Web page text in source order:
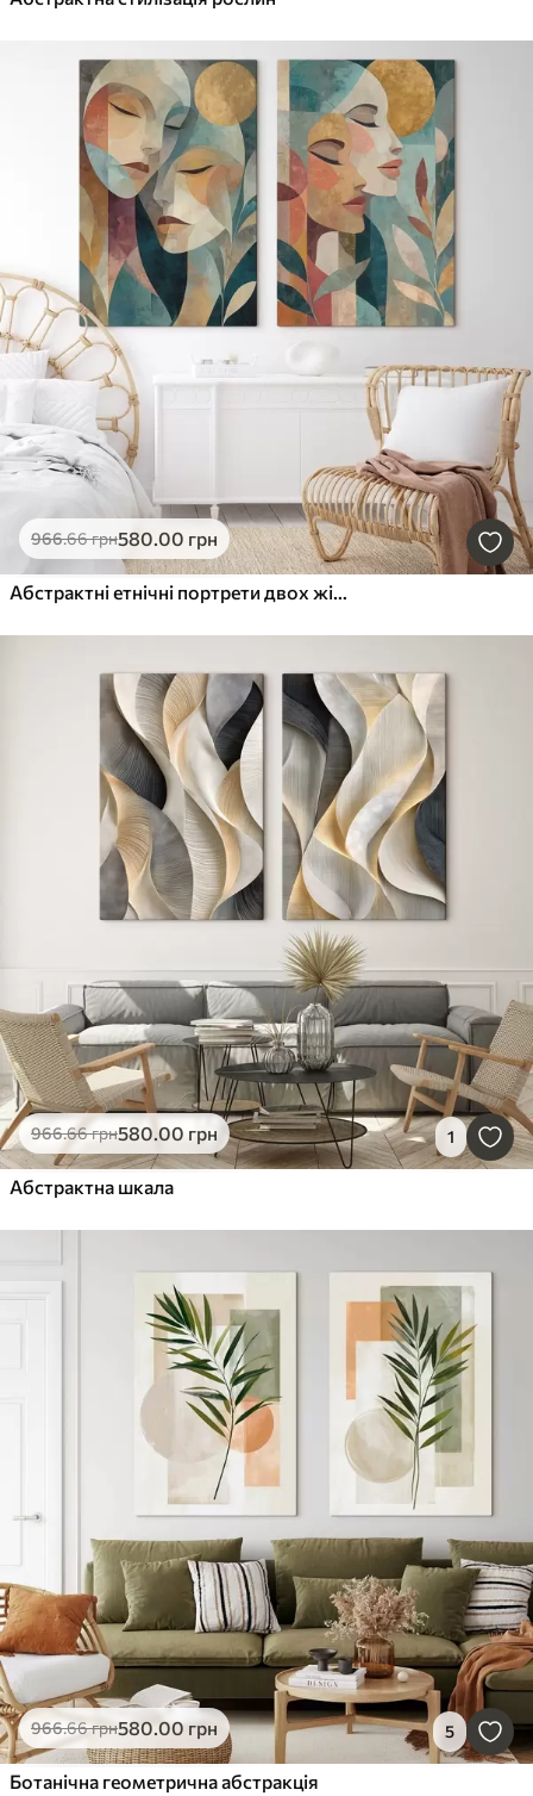
966.66грн580.00 грн
Абстрактні етнічні портрети двох жінок
966.66грн580.00 грн 1
Абстрактна шкала
966.66грн580.00 грн 5
Ботанічна геометрична абстракція